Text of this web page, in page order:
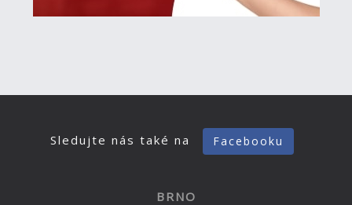
Sledujte nás také na Facebooku
BRNO